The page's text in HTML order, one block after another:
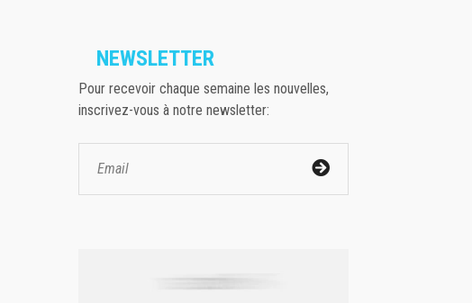
NEWSLETTER
Pour recevoir chaque semaine les nouvelles,
inscrivez-vous à notre newsletter: